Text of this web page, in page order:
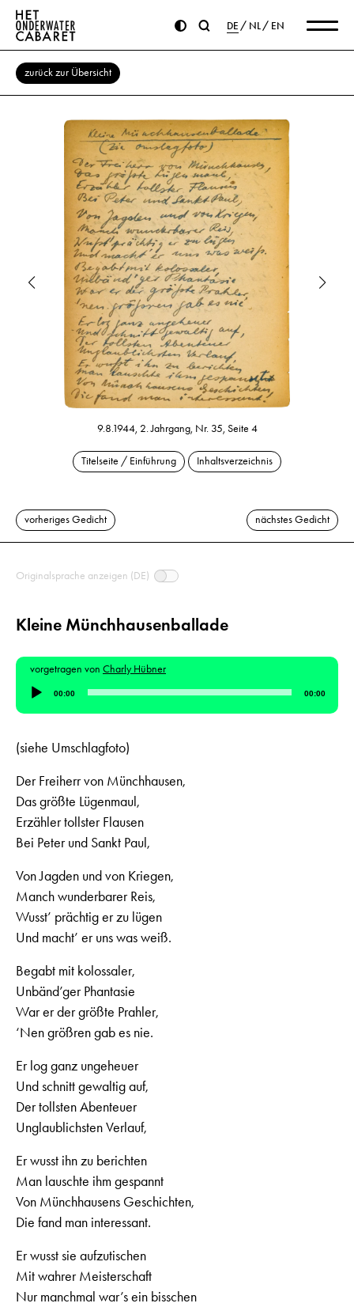
DE NL EN
zurück zur Übersicht
9.8.1944, 2. Jahrgang, Nr. 35, Seite 4
Titelseite / Einführung Inhaltsverzeichnis
vorheriges Gedicht nächstes Gedicht
Originalsprache anzeigen (DE)
Kleine Münchhausenballade
vorgetragen von Charly Hübner
Audio-
Player
00:00 00:00
(siehe Umschlagfoto)
Der Freiherr von Münchhausen,
Das größte Lügenmaul,
Erzähler tollster Flausen
Bei Peter und Sankt Paul,
Von Jagden und von Kriegen,
Manch wunderbarer Reis,
Wusst’ prächtig er zu lügen
Und macht’ er uns was weiß.
Begabt mit kolossaler,
Unbänd’ger Phantasie
War er der größte Prahler,
‘Nen größren gab es nie.
Er log ganz ungeheuer
Und schnitt gewaltig auf,
Der tollsten Abenteuer
Unglaublichsten Verlauf,
Er wusst ihn zu berichten
Man lauschte ihm gespannt
Von Münchhausens Geschichten,
Die fand man interessant.
Er wusst sie aufzutischen
Mit wahrer Meisterschaft
Nur manchmal war’s ein bisschen